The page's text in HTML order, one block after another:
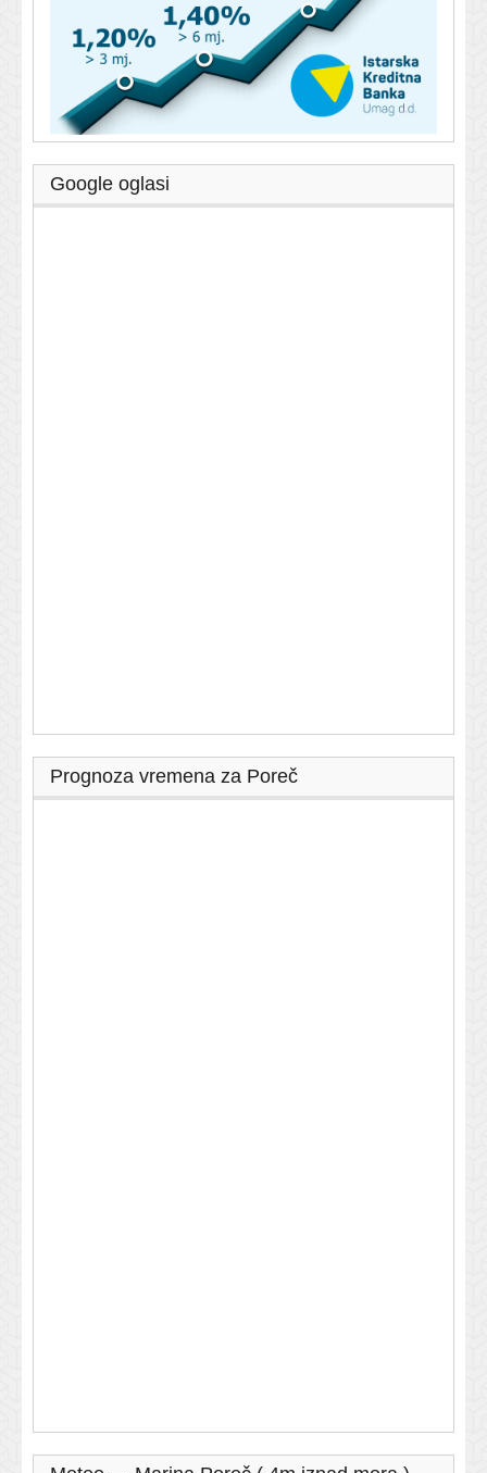
Google oglasi
Prognoza vremena za Poreč